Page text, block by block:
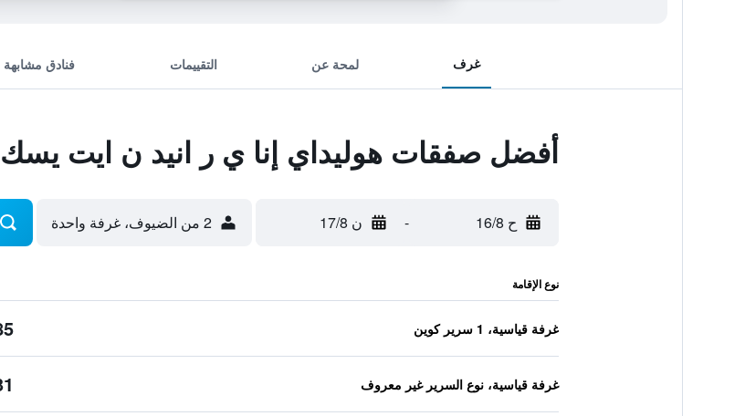
غرف لمحة عن التقييمات فنادق مشابهة
أفضل صفقات هوليداي إنا ي ر انيد ن ايت
ح 16/8 - ن 17/8 2 من الضيوف، غرفة واحدة
نوع الإقامة
غرفة قياسية، 1 سرير كوين
غرفة قياسية، نوع السرير غير معروف